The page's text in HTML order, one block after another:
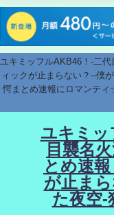
ユキミッフルAKB46！-二
ィックが止まらない？--僕
愕まとめ速報にロマンティ
ユキミッ
目襲名
とめ速
が止ま
た夜空-